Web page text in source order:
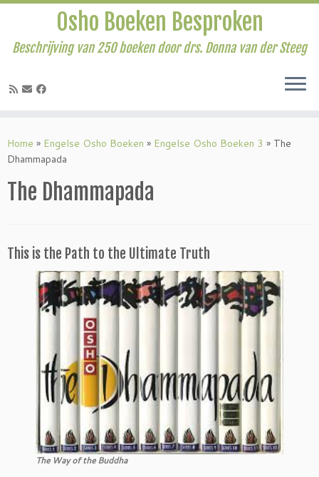
naar
inhoud
Osho Boeken Besproken
Beschrijving van 250 boeken door drs. Donna van der Steeg
Home » Engelse Osho Boeken » Engelse Osho Boeken 3 » The
Dhammapada
The Dhammapada
This is the Path to the Ultimate Truth
The Way of the Buddha